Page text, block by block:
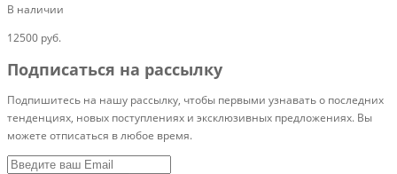
В наличии
12500 руб.
Подписаться на рассылку
Подпишитесь на нашу рассылку, чтобы первыми узнавать о последних
тенденциях, новых поступлениях и эксклюзивных предложениях. Вы
можете отписаться в любое время.